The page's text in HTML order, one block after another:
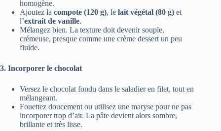
homogène.
Ajoutez la compote (120 g), le lait végétal (80 g) et
l’extrait de vanille.
Mélangez bien. La texture doit devenir souple,
crémeuse, presque comme une crème dessert un peu
fluide.
3. Incorporer le chocolat
Versez le chocolat fondu dans le saladier en filet, tout en
mélangeant.
Fouettez doucement ou utilisez une maryse pour ne pas
incorporer trop d’air. La pâte devient alors sombre,
brillante et très lisse.